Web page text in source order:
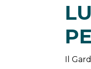
Il